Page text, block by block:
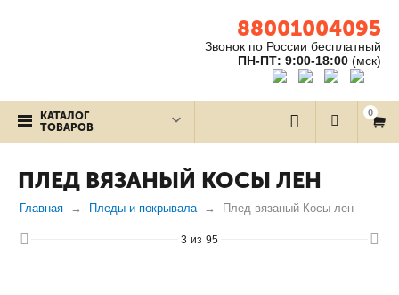
88001004095
Звонок по России бесплатный
ПН-ПТ: 9:00-18:00 (мск)
КАТАЛОГ
ТОВАРОВ
0
ПЛЕД ВЯЗАНЫЙ КОСЫ ЛЕН
Главная Пледы и покрывала Плед вязаный Косы лен
3 из 95